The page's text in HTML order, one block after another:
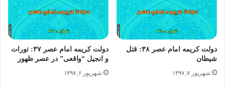
دولت کریمه امام عصر ۳۸: قتل
شیطان
شهریور ۷, ۱۳۹۷
دولت کریمه امام عصر ۳۷: تورات
و انجیل “واقعی” در عصر ظهور
شهریور ۶, ۱۳۹۷